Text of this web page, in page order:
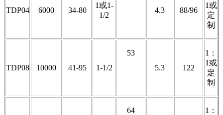
TDP04 6000 34-80
1或1-
1/2
4.3
88/96
1或
定
制
TDP08 10000 41-95 1-1/2
53
5.3
122
1：
1或
定
制
64
1：